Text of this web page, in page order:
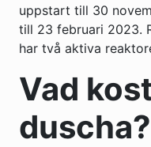
uppstart till 30
till 23 februari 2023.
har två aktiva
Vad
duscha?